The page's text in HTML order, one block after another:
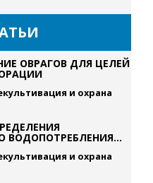
ОВРАГОВ ДЛЯ ЦЕЛЕЙ
и охрана
ВОДОПОТРЕБЛЕНИЯ...
и охрана